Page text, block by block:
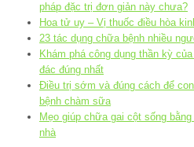
pháp đặc trị đơn giản này chưa?
Hoa tử uy – Vị thuốc điều hòa
23 tác dụng chữa bệnh nhiều
Khám phá công dụng thần kỳ
đác đúng nhất
Điều trị sớm và đúng cách để
bệnh chàm sữa
Mẹo giúp chữa gai cột sống
nhà